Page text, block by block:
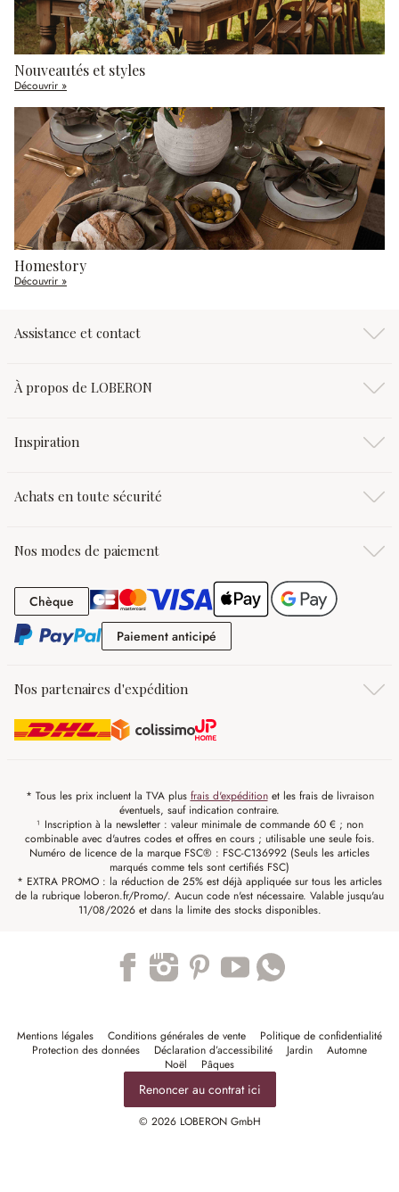
Nouveautés et styles
Découvrir »
Homestory
Découvrir »
Assistance et contact
À propos de LOBERON
Inspiration
Achats en toute sécurité
Nos modes de paiement
Chèque Chèque
Paiement anticipé
Nos partenaires d'expédition
* Tous les prix incluent la TVA plus frais d'expéditionet les frais de livraison
éventuels, sauf indication contraire.
¹ Inscription à la newsletter : valeur minimale de commande 60 € ; non
combinable avec d'autres codes et offres en cours ; utilisable une seule fois.
Numéro de licence de la marque FSC® : FSC-C136992 (Seuls les articles
marqués comme tels sont certifiés FSC)
* EXTRA PROMO : la réduction de 25% est déjà appliquée sur tous les articles
de la rubrique loberon.fr/Promo/. Aucun code n'est nécessaire. Valable jusqu'au
11/08/2026 et dans la limite des stocks disponibles.
Mentions légales Conditions générales de vente
Politique de confidentialité
Protection des données
Déclaration d’accessibilité Jardin
Automne
Noël
Pâques
Renoncer au contrat ici
© 2026 LOBERON GmbH